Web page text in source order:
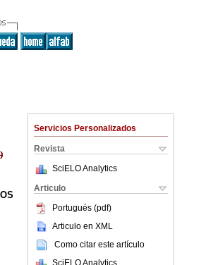
Servicios Personalizados
Revista
SciELO Analytics
Articulo
Portugués (pdf)
Articulo en XML
Como citar este artículo
SciELO Analytics